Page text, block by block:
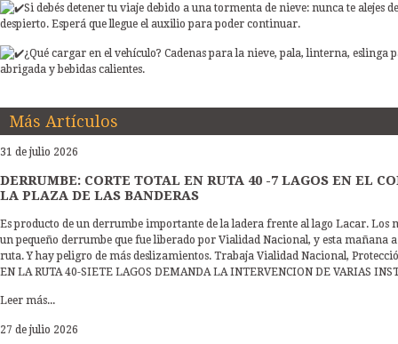
Si debés detener tu viaje debido a una tormenta de nieve: nunca te alejes
despierto. Esperá que llegue el auxilio para poder continuar.
¿Qué cargar en el vehículo? Cadenas para la nieve, pala, linterna,
abrigada y bebidas calientes.
Más Artículos
31 de julio 2026
DERRUMBE: CORTE TOTAL EN RUTA 40 -7 LAGOS EN EL
LA PLAZA DE LAS BANDERAS
Es producto de un derrumbe importante de la ladera frente al lago Lacar.
un pequeño derrumbe que fue liberado por Vialidad Nacional, y esta mañana
ruta. Y hay peligro de más deslizamientos. Trabaja Vialidad Nacional,
EN LA RUTA 40-SIETE LAGOS DEMANDA LA INTERVENCION DE VARIAS
Leer más...
27 de julio 2026